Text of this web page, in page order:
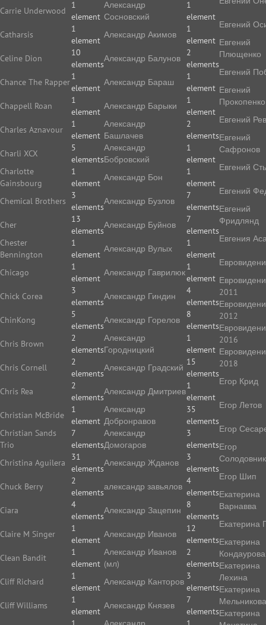
Carrie Underwood
1
element
Catharsis
1
element
Celine Dion
10
elements
Chance The Rapper
1
element
Chappell Roan
1
element
Charles Aznavour
1
element
Charli XCX
5
elements
Charlotte
Gainsbourg
1
element
Chemical Brothers
3
elements
Cher
13
elements
Chester
Bennington
1
element
Chicago
1
element
Chick Corea
3
elements
ChinKong
5
elements
Chris Brown
2
elements
Chris Cornell
2
elements
Chris Rea
2
elements
Christian McBride
1
element
Christian Sands
Trio
7
elements
Christina Aguilera
31
elements
Chuck Berry
2
elements
Ciara
4
elements
Claire M Singer
1
element
Clean Bandit
1
element
Cliff Richard
1
element
Cliff Williams
1
element
Александр
Сосновский
1
element
Александр Акимов
1
element
Александр Балунов
2
elements
Александр Бараш
1
element
Александр Барыки
1
element
Александр
Башлачев
2
elements
Александр
Бобровский
1
element
Александр Бон
1
element
Александр Бузлов
7
elements
Александр Буйнов
7
elements
Александр Вулых
1
element
Александр Гаврилюк
1
element
Александр Гиндин
4
elements
Александр Горелов
8
elements
Александр
Городницкий
1
element
Александр Градский
15
elements
Александр Дмитриев
1
element
Александр
Добронравов
35
elements
Александр
Домогаров
3
elements
Александр Жданов
3
elements
александр завьялов
4
elements
Александр Зацепин
8
elements
Александр Иванов
12
elements
Александр Иванов
(мл)
2
elements
Александр Канторов
3
elements
Александр Князев
7
elements
Евгений
Евгений
Плющенко
Евгений
Евгений
Прокопенко
Евгений
Евгений
Сафронов
Евгений
Евгений
Евгений
Фридлянд
Евгения
2011
2012
2016
2018
Егор Крид
Егор Летов
Егор
Егор
Егор Шип
Екатерина
Варнавва
Екатерина
Екатерина
Кондаурова
Екатерина
Лехина
Екатерина
Мельникова
Екатерина